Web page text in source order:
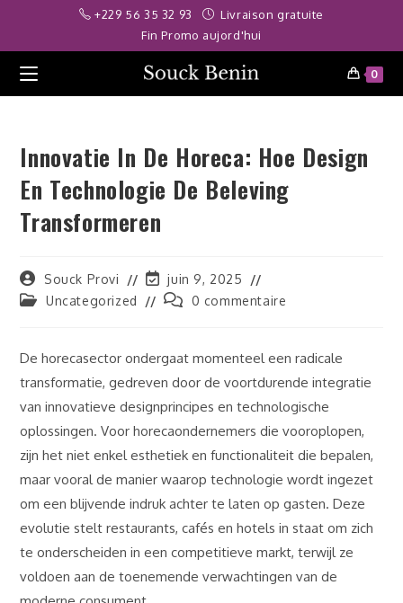
jojobet telegram ifşa deneme bonusu grandpashabet
content
+229 56 35 32 93
Livraison gratuite
Fin Promo aujord'hui
0
Innovatie In De Horeca: Hoe Design
En Technologie De Beleving
Transformeren
Auteur/autrice
de
Souck Provi
Dernière
modification
de
juin 9, 2025
PostUncategorized
Commentaires
publication :
0 commentaire
De horecasector ondergaat momenteel een radicale
transformatie, gedreven door de voortdurende integratie
van innovatieve designprincipes en technologische
oplossingen. Voor horecaondernemers die vooroplopen,
zijn het niet enkel esthetiek en functionaliteit die bepalen,
maar vooral de manier waarop technologie wordt ingezet
om een blijvende indruk achter te laten op gasten. Deze
evolutie stelt restaurants, cafés en hotels in staat om zich
te onderscheiden in een competitieve markt, terwijl ze
voldoen aan de toenemende verwachtingen van de